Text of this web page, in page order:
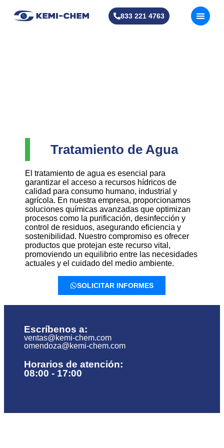
833 221 4763
Tratamiento de Agua
El tratamiento de agua es esencial para
garantizar el acceso a recursos hídricos de
calidad para consumo humano, industrial y
agrícola. En nuestra empresa, proporcionamos
soluciones químicas avanzadas que optimizan
procesos como la purificación, desinfección y
control de residuos, asegurando eficiencia y
sostenibilidad. Nuestro compromiso es ofrecer
productos que protejan este recurso vital,
promoviendo un equilibrio entre las necesidades
actuales y el cuidado del medio ambiente.
SOLICITAR INFORMES
Escríbenos a:
ventas@kemi-chem.com
omendoza@kemi-chem.com
Horarios de atención:
08:00 - 17:00